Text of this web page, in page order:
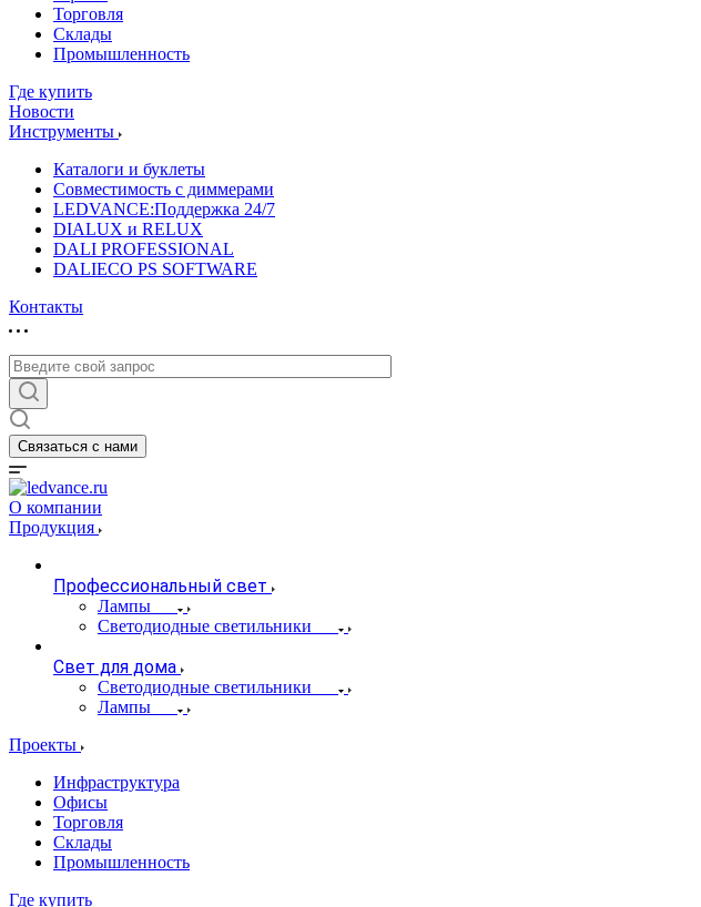
Торговля
Склады
Промышленность
Где купить
Новости
Инструменты
Каталоги и буклеты
Совместимость с диммерами
LEDVANCE:Поддержка 24/7
DIALUX и RELUX
DALI PROFESSIONAL
DALIECO PS SOFTWARE
Контакты
Связаться с нами
О компании
Продукция
Профессиональный свет
Лампы
Светодиодные светильники
Свет для дома
Светодиодные светильники
Лампы
Проекты
Инфраструктура
Офисы
Торговля
Склады
Промышленность
Где купить